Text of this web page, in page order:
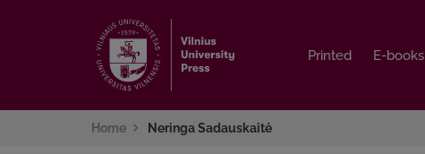
Printed E-books
Printed E-books
Home Neringa Sadauskaitė